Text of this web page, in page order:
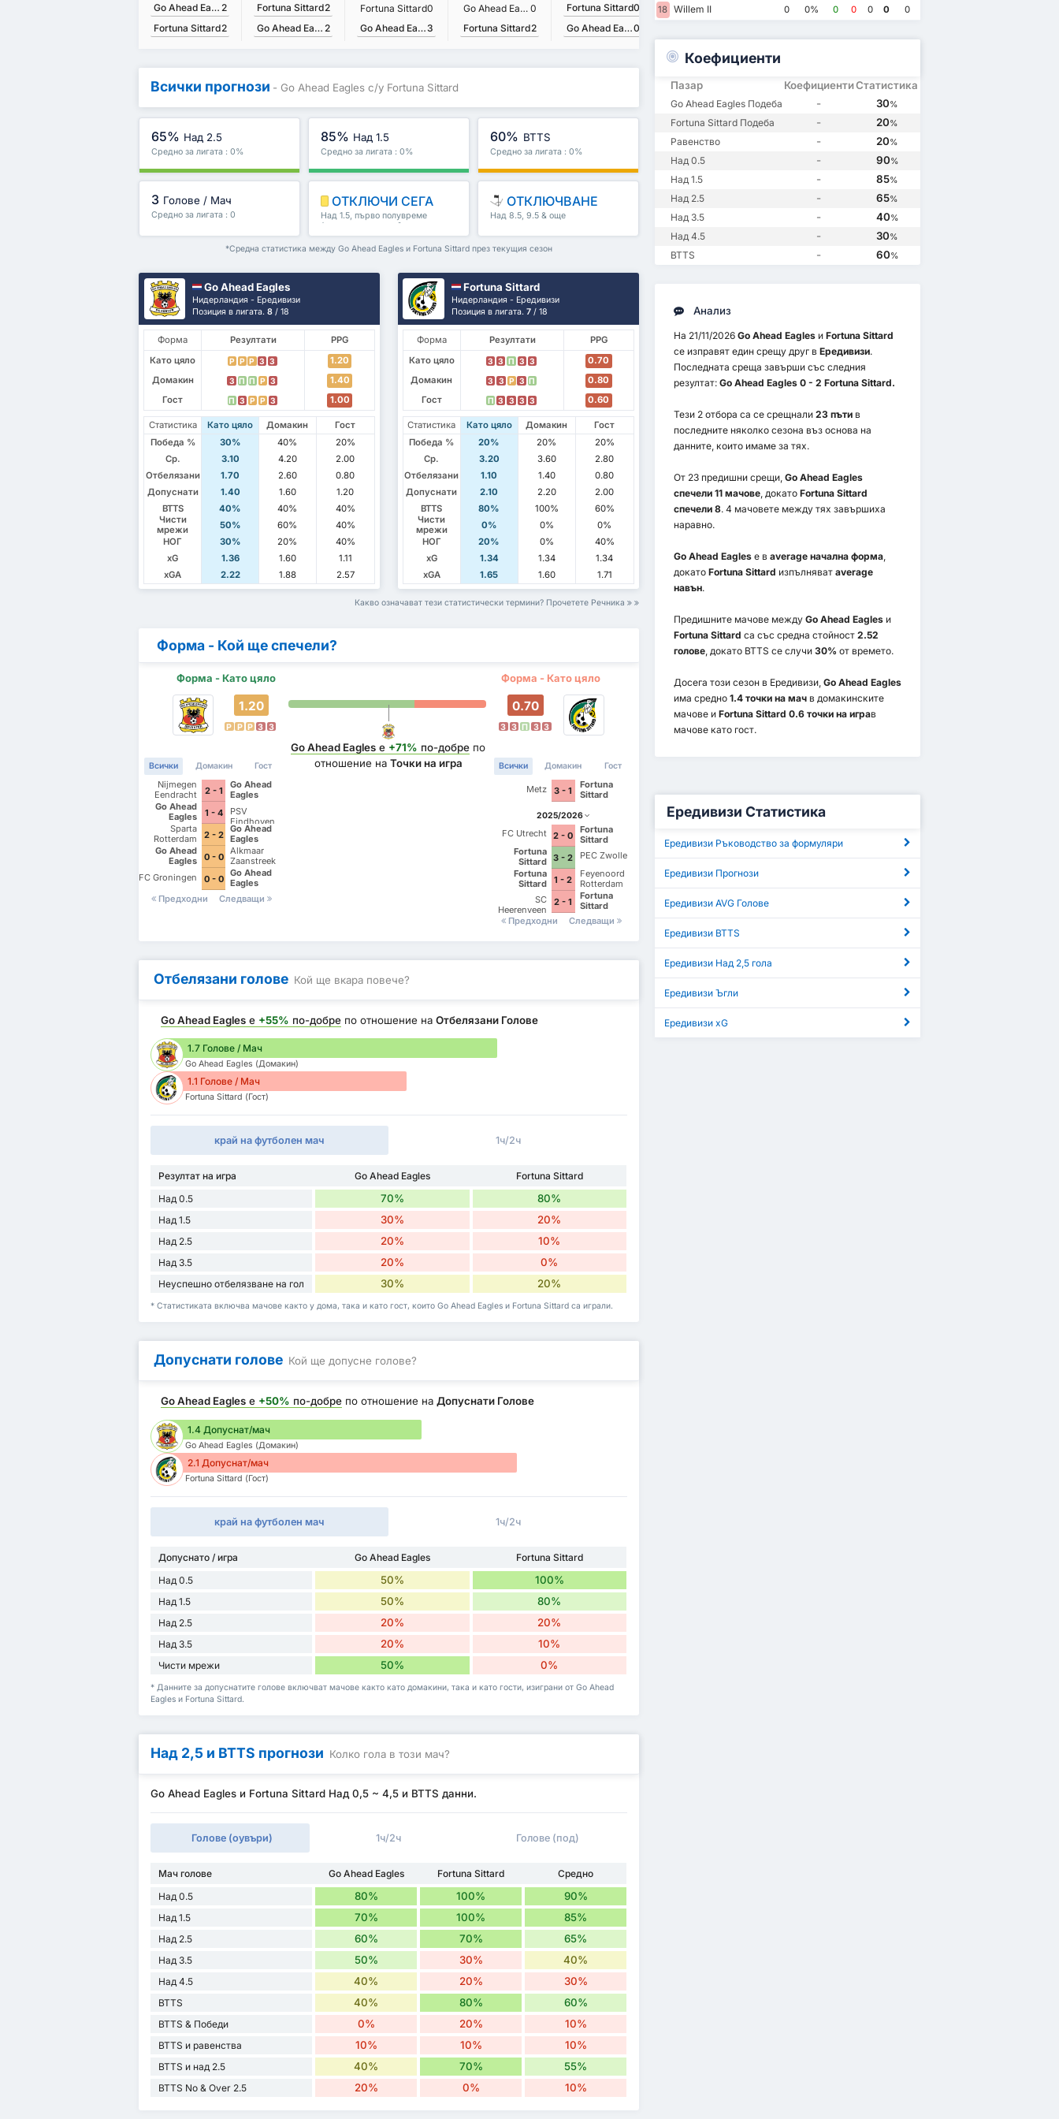
Go Ahead Eagles 2
Fortuna Sittard2
Fortuna Sittard2
Go Ahead Eagles 2
Fortuna Sittard0
Go Ahead Eagles3
Go Ahead Eagles 0
Fortuna Sittard2
Fortuna Sittard0
Go Ahead Eagles0
Go Ahead Eagles Fortuna Sittard
Всички прогнози - Go Ahead Eagles с/у Fortuna Sittard
65% Над 2.5
Средно за лигата : 0%
85% Над 1.5
Средно за лигата : 0%
60% BTTS
Средно за лигата : 0%
3 Голове / Мач
Средно за лигата : 0
ОТКЛЮЧИ СЕГА
Над 1.5, първо полувреме
/второ полувреме & още
ОТКЛЮЧВАНЕ
Над 8.5, 9.5 & още
*Средна статистика между Go Ahead Eagles и Fortuna Sittard през текущия сезон
Go Ahead Eagles
Нидерландия - Ередивизи
Позиция в лигата.8 / 18
Форма Резултати
PPG
Като цяло
P P P З З
1.20
Домакин
З П П P З
1.40
Гост
П З P P З 1.00
Статистика Като цяло Домакин
Гост
Победа %
30% 40%
20%
Ср.
3.10 4.20
2.00
Отбелязани
1.70 2.60
0.80
Допуснати
1.40 1.60
1.20
BTTS
40% 40%
40%
Чисти
мрежи
50% 60%
40%
НОГ
30% 20%
40%
xG
1.36 1.60
1.11
xGA
2.22 1.88 2.57
Fortuna Sittard
Нидерландия - Ередивизи
Позиция в лигата.7 / 18
Форма Резултати
PPG
Като цяло
З З П З З
0.70
Домакин
З З P З П
0.80
Гост
П З З З З 0.60
Статистика Като цяло Домакин
Гост
Победа %
20% 20%
20%
Ср.
3.20 3.60
2.80
Отбелязани
1.10 1.40
0.80
Допуснати
2.10 2.20
2.00
BTTS
80% 100%
60%
Чисти
мрежи
0% 0%
0%
НОГ
20% 0%
40%
xG
1.34 1.34
1.34
xGA
1.65 1.60 1.71
Какво означават тези статистически термини? Прочетете Речника
Форма - Кой ще спечели?
Форма - Като цяло Форма - Като цяло
1.20
P P P З З
Всички Домакин Гост
Nijmegen
Eendracht
Combinatie
2 - 1
Go Ahead
Eagles
Go Ahead
Eagles
1 - 4
PSV
Eindhoven
Sparta
Rotterdam
2 - 2
Go Ahead
Eagles
Go Ahead
Eagles
0 - 0
Alkmaar
Zaanstreek
FC Groningen
0 - 0
Go Ahead
Eagles
Предходни
Следващи
Go Ahead Eagles е +71% по-добре по
отношение на Точки на игра
0.70
З З П З З
Всички Домакин Гост
Metz 3 - 1
Fortuna
Sittard
2025/2026
FC Utrecht 2 - 0
Fortuna
Sittard
Fortuna
Sittard 3 - 2
PEC Zwolle
Fortuna
Sittard
1 - 2
Feyenoord
Rotterdam
SC
Heerenveen
2 - 1
Fortuna
Sittard
Предходни
Следващи
Отбелязани голове Кой ще вкара повече?
Go Ahead Eagles е +55% по-добре по отношение наОтбелязани Голове
1.7 Голове / Мач
Go Ahead Eagles (Домакин)
1.1 Голове / Мач
Fortuna Sittard (Гост)
край на футболен мач 1ч/2ч
Резултат на игра Go Ahead Eagles
Fortuna Sittard
Над 0.5
70% 80%
Над 1.5 30% 20%
Над 2.5 20% 10%
Над 3.5 20% 0%
Неуспешно отбелязване на гол 30% 20%
* Статистиката включва мачове както у дома, така и като гост, които Go Ahead Eagles и Fortuna Sittard са играли.
Допуснати голове Кой ще допусне голове?
Go Ahead Eagles е +50% по-добре по отношение наДопуснати Голове
1.4 Допуснат/мач
Go Ahead Eagles (Домакин)
2.1 Допуснат/мач
Fortuna Sittard (Гост)
край на футболен мач 1ч/2ч
Допуснато / игра Go Ahead Eagles
Fortuna Sittard
Над 0.5
50% 100%
Над 1.5 50% 80%
Над 2.5 20% 20%
Над 3.5 20% 10%
Чисти мрежи 50% 0%
* Данните за допуснатите голове включват мачове както като домакини, така и като гости, изиграни от Go Ahead
Eagles и Fortuna Sittard.
Над 2,5 и BTTS прогнози Колко гола в този мач?
Go Ahead Eagles и Fortuna Sittard Над 0,5 ~ 4,5 и BTTS данни.
Голове (оувъри) 1ч/2ч Голове (под)
Мач голове Go Ahead Eagles Fortuna Sittard
Средно
Над 0.5
80% 100% 90%
Над 1.5 70% 100% 85%
Над 2.5 60% 70% 65%
Над 3.5 50% 30% 40%
Над 4.5 40% 20% 30%
BTTS 40% 80% 60%
BTTS & Победи 0% 20% 10%
BTTS и равенства 10% 10% 10%
BTTS и над 2.5 40% 70% 55%
BTTS No & Over 2.5 20% 0% 10%
18 Willem II 0 0% 0 0 0 0 0
Коефициенти
Пазар КоефициентиСтатистика
Go Ahead Eagles Подеба - 30%
Fortuna Sittard Подеба - 20%
Равенство - 20%
Над 0.5 - 90%
Над 1.5 - 85%
Над 2.5 - 65%
Над 3.5 - 40%
Над 4.5 - 30%
BTTS - 60%
Анализ
На 21/11/2026 Go Ahead Eaglesи Fortuna Sittard
се изправят един срещу друг в Ередивизи.
Последната среща завърши със следния
резултат: Go Ahead Eagles 0 - 2 Fortuna Sittard.
Тези 2 отбора са се срещнали 23 пътив
последните няколко сезона въз основа на
данните, които имаме за тях.
От 23 предишни срещи, Go Ahead Eagles
спечели 11 мачове, докато Fortuna Sittard
спечели 8. 4 мачовете между тях завършиха
наравно.
Go Ahead Eaglesе в average начална форма,
докато Fortuna Sittard изпълняват average
навън.
Предишните мачове между Go Ahead Eaglesи
Fortuna Sittard са със средна стойност 2.52
голове, докато BTTS се случи 30% от времето.
Досега този сезон в Ередивизи, Go Ahead Eagles
има средно 1.4 точки на мачв домакинските
мачове и Fortuna Sittard 0.6 точки на играв
мачове като гост.
Ередивизи Статистика
Ередивизи Ръководство за формуляри
Ередивизи Прогнози
Ередивизи AVG Голове
Ередивизи BTTS
Ередивизи Над 2,5 гола
Ередивизи Ъгли
Ередивизи xG